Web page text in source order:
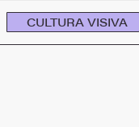
CULTURA VISIVA